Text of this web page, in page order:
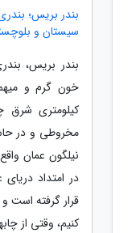
بندر بریس؛
سیستان و
بندر بریس،
کیلومتری شرق
مخروطی و در
نیلگون عمان
در امتداد
قرار گرفته است
کنیم، وقتی از